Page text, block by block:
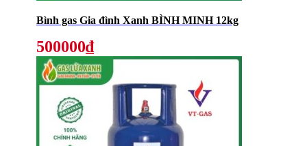
Bình gas Gia đình Xanh BÌNH MINH 12kg
500000₫